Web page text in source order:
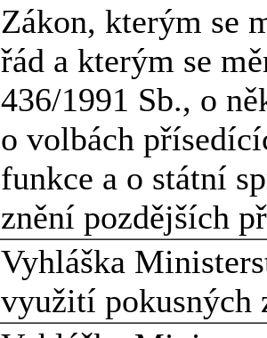
Zákon, kterým se
řád a kterým se
436/1991 Sb., o
o volbách
funkce a o státní
znění pozdějších
Vyhláška
využití pokusných